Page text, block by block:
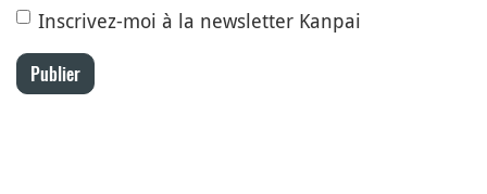
Inscrivez-moi à la newsletter Kanpai
Publier